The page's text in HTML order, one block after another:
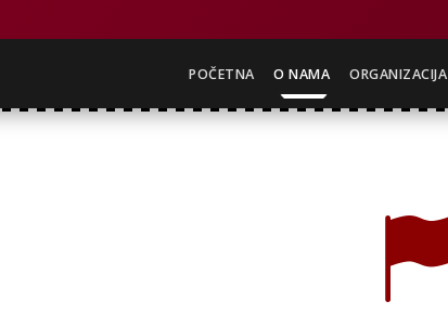
POČETNA O NAMA ORGANIZACIJA